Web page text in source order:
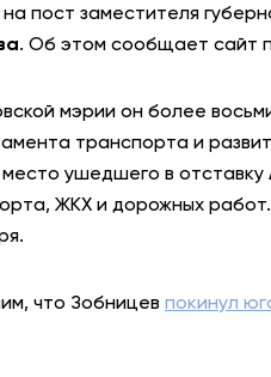
пост заместителя
. Об этом сообщает сайт
мэрии он более
транспорта и
ушедшего в отставку
ЖКХ и дорожных работ.
что Зобницев покинул